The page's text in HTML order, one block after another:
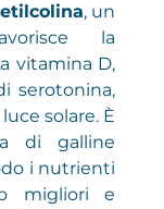
, un
la
vitamina D,
serotonina,
solare. È
di galline
i nutrienti
migliori e